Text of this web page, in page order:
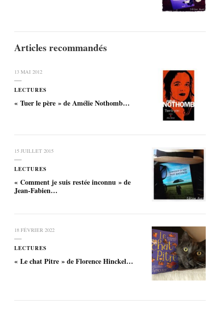
Articles recommandés
13 MAI 2012
LECTURES
« Tuer le père » de Amélie Nothomb…
15 JUILLET 2015
LECTURES
« Comment je suis restée inconnu » de
Jean-Fabien…
18 FÉVRIER 2022
LECTURES
« Le chat Pitre » de Florence Hinckel…